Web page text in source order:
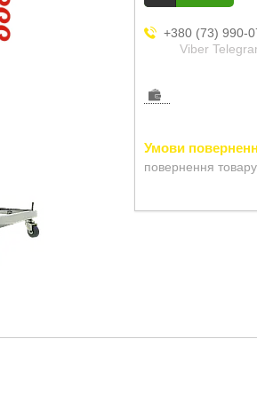
+380 (73) 990-
Viber
повернення